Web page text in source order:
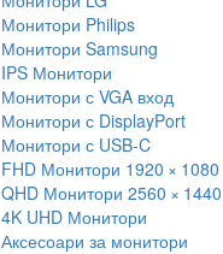
Монитори Philips
Монитори Samsung
IPS Монитори
Монитори с VGA вход
Монитори с DisplayPort
Монитори с USB-C
FHD Монитори 1920 × 1080
QHD Монитори 2560 × 1440
4K UHD Монитори
Аксесоари за монитори